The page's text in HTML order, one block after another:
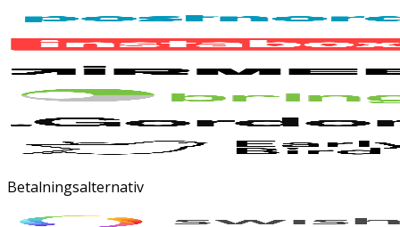
Betalningsalternativ